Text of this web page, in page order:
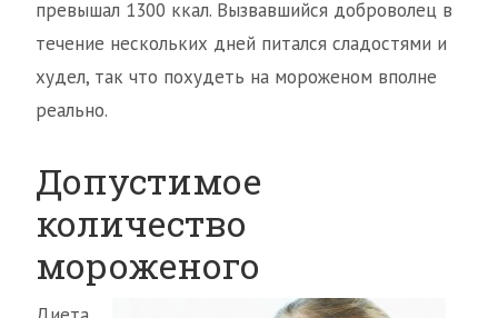
превышал 1300 ккал. Вызвавшийся доброволец в
течение нескольких дней питался сладостями и
худел, так что похудеть на мороженом вполне
реально.
Допустимое
количество
мороженого